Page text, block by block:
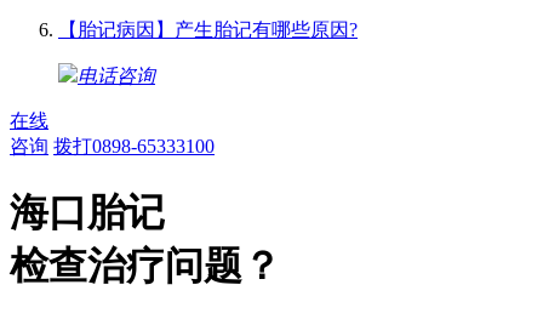
【胎记病因】产生胎记有哪些原因?
电话咨询
在线
咨询 拨打0898-65333100
海口胎记
检查治疗问题？